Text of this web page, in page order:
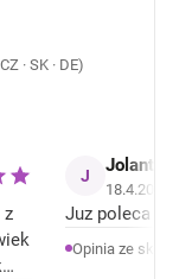
· SK · DE)
z
J Jolanta
18.4.2026
Juz poleca
Opinia ze